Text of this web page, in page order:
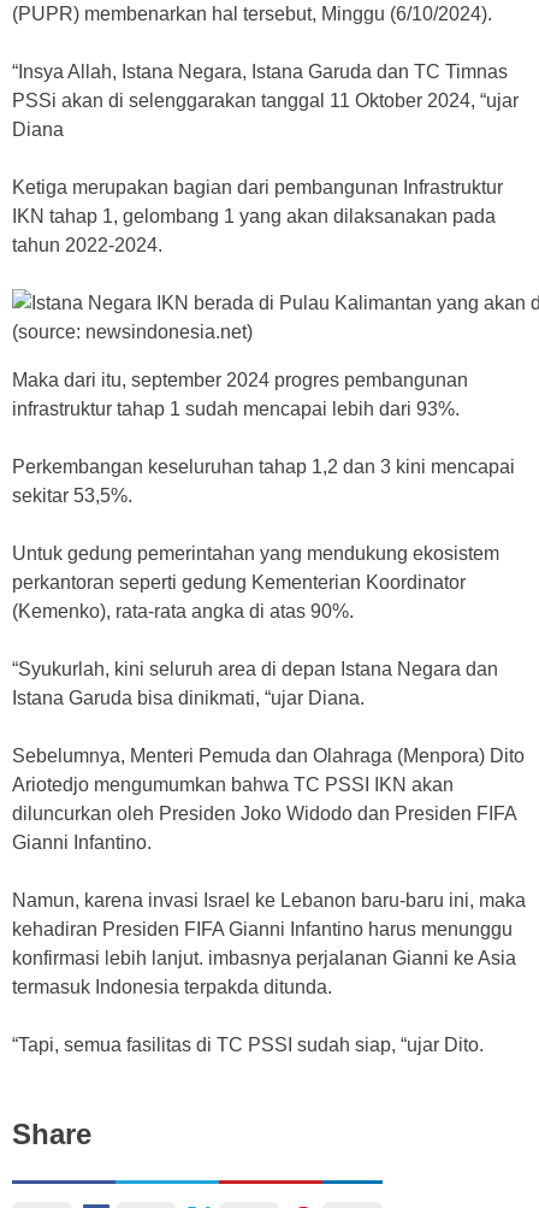
(PUPR) membenarkan hal tersebut, Minggu (6/10/2024).
“Insya Allah, Istana Negara, Istana Garuda dan TC Timnas
PSSi akan di selenggarakan tanggal 11 Oktober 2024, “ujar
Diana
Ketiga merupakan bagian dari pembangunan Infrastruktur
IKN tahap 1, gelombang 1 yang akan dilaksanakan pada
tahun 2022-2024.
Maka dari itu, september 2024 progres pembangunan
infrastruktur tahap 1 sudah mencapai lebih dari 93%.
Perkembangan keseluruhan tahap 1,2 dan 3 kini mencapai
sekitar 53,5%.
Untuk gedung pemerintahan yang mendukung ekosistem
perkantoran seperti gedung Kementerian Koordinator
(Kemenko), rata-rata angka di atas 90%.
“Syukurlah, kini seluruh area di depan Istana Negara dan
Istana Garuda bisa dinikmati, “ujar Diana.
Sebelumnya, Menteri Pemuda dan Olahraga (Menpora) Dito
Ariotedjo mengumumkan bahwa TC PSSI IKN akan
diluncurkan oleh Presiden Joko Widodo dan Presiden FIFA
Gianni Infantino.
Namun, karena invasi Israel ke Lebanon baru-baru ini, maka
kehadiran Presiden FIFA Gianni Infantino harus menunggu
konfirmasi lebih lanjut. imbasnya perjalanan Gianni ke Asia
termasuk Indonesia terpakda ditunda.
“Tapi, semua fasilitas di TC PSSI sudah siap, “ujar Dito.
Share